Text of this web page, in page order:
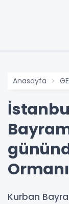
Anasayfa
Kurban